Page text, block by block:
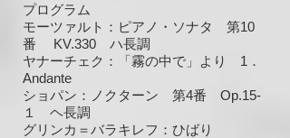
プログラム
モーツァルト：ピアノ・ソナタ 第10
番 KV.330 ハ長調
​ヤナーチェク：「霧の中で」より 1．
Andante
ショパン：ノクターン 第4番 Op.15-
１ ヘ長調
グリンカ＝バラキレフ：ひばり